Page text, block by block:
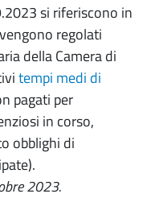
si riferiscono in
regolati
della Camera di
tempi medi di
pagati per
in corso,
obblighi di
2023.